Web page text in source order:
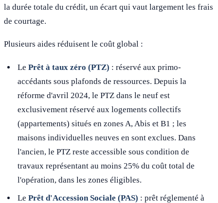
la durée totale du crédit, un écart qui vaut largement les frais
de courtage.
Plusieurs aides réduisent le coût global :
Le Prêt à taux zéro (PTZ) : réservé aux primo-
accédants sous plafonds de ressources. Depuis la
réforme d'avril 2024, le PTZ dans le neuf est
exclusivement réservé aux logements collectifs
(appartements) situés en zones A, Abis et B1 ; les
maisons individuelles neuves en sont exclues. Dans
l'ancien, le PTZ reste accessible sous condition de
travaux représentant au moins 25% du coût total de
l'opération, dans les zones éligibles.
Le Prêt d'Accession Sociale (PAS) : prêt réglementé à